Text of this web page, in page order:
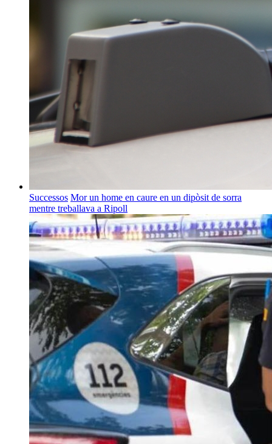
Successos Mor un home en caure en un dipòsit de sorra
mentre treballava a Ripoll